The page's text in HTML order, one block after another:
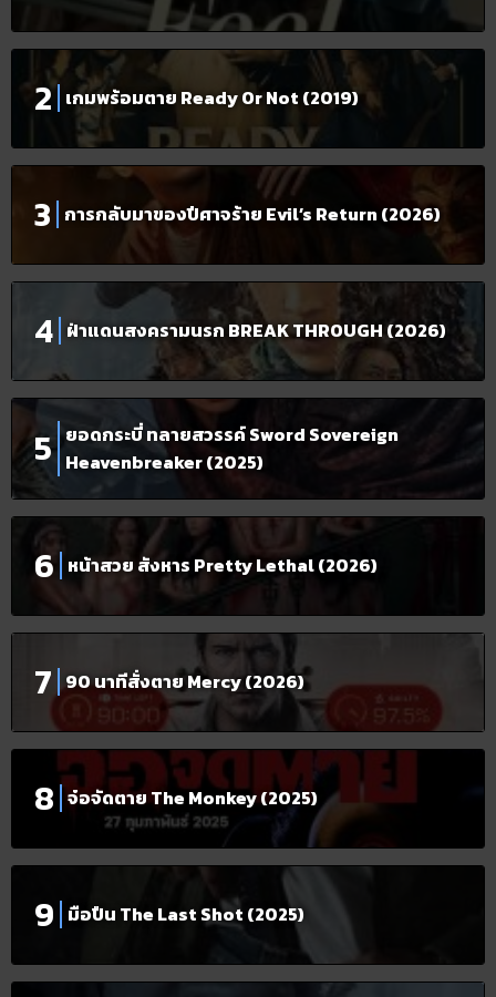
เกมพร้อมตาย Ready Or Not (2019)
การกลับมาของปีศาจร้าย Evil’s Return (2026)
ฝ่าแดนสงครามนรก BREAK THROUGH (2026)
ยอดกระบี่ ทลายสวรรค์ Sword Sovereign
Heavenbreaker (2025)
หน้าสวย สังหาร Pretty Lethal (2026)
90 นาทีสั่งตาย Mercy (2026)
จ๋อจัดตาย The Monkey (2025)
มือปืน The Last Shot (2025)